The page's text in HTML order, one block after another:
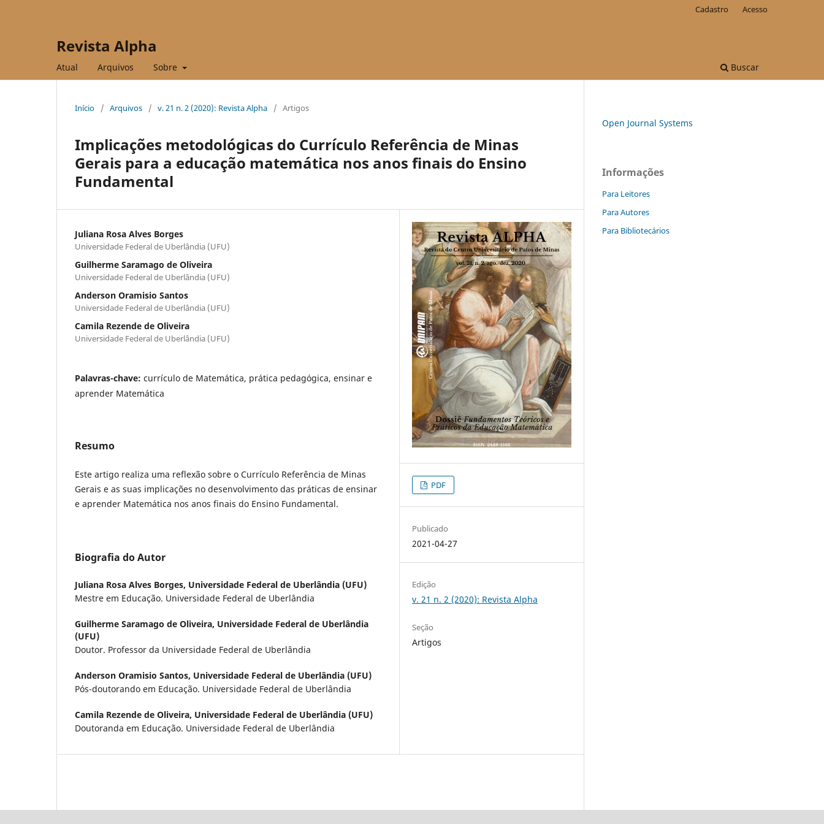
Revista Alpha
Atual Arquivos Sobre Buscar
Cadastro Acesso
Início / Arquivos / v. 21 n. 2 (2020): Revista Alpha / Artigos
Implicações metodológicas do Currículo Referência de Minas
Gerais para a educação matemática nos anos finais do Ensino
Fundamental
Juliana Rosa Alves Borges
Universidade Federal de Uberlândia (UFU)
Guilherme Saramago de Oliveira
Universidade Federal de Uberlândia (UFU)
Anderson Oramisio Santos
Universidade Federal de Uberlândia (UFU)
Camila Rezende de Oliveira
Universidade Federal de Uberlândia (UFU)
Palavras-chave: currículo de Matemática, prática pedagógica, ensinar e
aprender Matemática
Resumo
Este artigo realiza uma reflexão sobre o Currículo Referência de Minas
Gerais e as suas implicações no desenvolvimento das práticas de ensinar
e aprender Matemática nos anos finais do Ensino Fundamental.
Biografia do Autor
Juliana Rosa Alves Borges, Universidade Federal de Uberlândia (UFU)
Mestre em Educação. Universidade Federal de Uberlândia
Guilherme Saramago de Oliveira, Universidade Federal de Uberlândia
(UFU)
Doutor. Professor da Universidade Federal de Uberlândia
Anderson Oramisio Santos, Universidade Federal de Uberlândia (UFU)
Pós-doutorando em Educação. Universidade Federal de Uberlândia
Camila Rezende de Oliveira, Universidade Federal de Uberlândia (UFU)
Doutoranda em Educação. Universidade Federal de Uberlândia
PDF
Publicado
2021-04-27
Edição
v. 21 n. 2 (2020): Revista Alpha
Seção
Artigos
Open Journal Systems
Informações
Para Leitores
Para Autores
Para Bibliotecários